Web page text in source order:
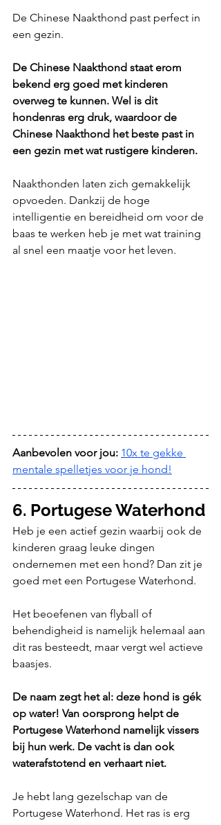
De Chinese Naakthond past perfect in
een gezin.
De Chinese Naakthond staat erom
bekend erg goed met kinderen
overweg te kunnen. Wel is dit
hondenras erg druk, waardoor de
Chinese Naakthond het beste past in
een gezin met wat rustigere kinderen.
Naakthonden laten zich gemakkelijk
opvoeden. Dankzij de hoge
intelligentie en bereidheid om voor de
baas te werken heb je met wat training
al snel een maatje voor het leven.
Aanbevolen voor jou: 10x te gekke
mentale spelletjes voor je hond!
6. Portugese Waterhond
Heb je een actief gezin waarbij ook de
kinderen graag leuke dingen
ondernemen met een hond? Dan zit je
goed met een Portugese Waterhond.
Het beoefenen van flyball of
behendigheid is namelijk helemaal aan
dit ras besteedt, maar vergt wel actieve
baasjes.
De naam zegt het al: deze hond is gék
op water! Van oorsprong helpt de
Portugese Waterhond namelijk vissers
bij hun werk. De vacht is dan ook
waterafstotend en verhaart niet.
Je hebt lang gezelschap van de
Portugese Waterhond. Het ras is erg